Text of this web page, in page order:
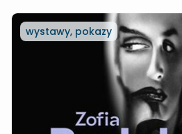
wystawy, pokazy